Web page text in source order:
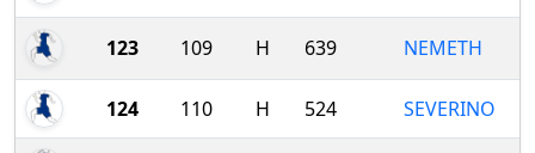
123 109 H 639 NEMETH
124 110 H 524 SEVERINO